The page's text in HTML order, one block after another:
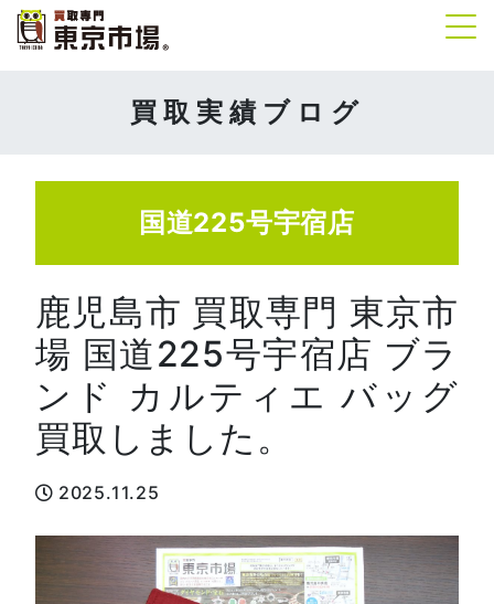
買取実績ブログ
国道225号宇宿店
鹿児島市 買取専門 東京市
場 国道225号宇宿店 ブラ
ンド カルティエ バッグ
買取しました。
2025.11.25